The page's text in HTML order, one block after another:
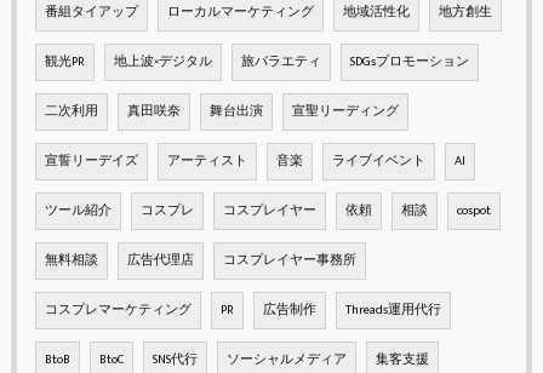
番組タイアップ ローカルマーケティング 地域活性化 地方創生
観光PR 地上波×デジタル 旅バラエティ SDGsプロモーション
二次利用 真田咲奈 舞台出演 宣聖リーディング
宣誓リーデイズ アーティスト 音楽 ライブイベント AI
ツール紹介 コスプレ コスプレイヤー 依頼 相談 cospot
無料相談 広告代理店 コスプレイヤー事務所
コスプレマーケティング PR 広告制作 Threads運用代行
BtoB BtoC SNS代行 ソーシャルメディア 集客支援